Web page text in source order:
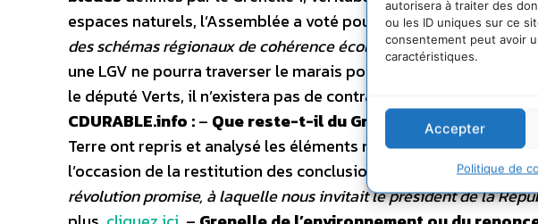
autorisera à traiter des
ou les ID uniques sur ce
consentement peut avoir
caractéristiques.
Accepter
Politique de
espaces naturels, l’Assemblée a voté pour que« les
des schémas régionaux de cohérence écologique ». En clair, a
une LGV ne pourra traverser le marais poitevin ou tout autre
le député Verts, il n’existera pas de contrainte analogue au
CDURABLE.info :– Que reste-t-il du Grenelle de
Terre ont repris et analysé les éléments marquants du discours
l’occasion de la restitution des conclusions du « Grenelle ».
révolution promise, à laquelle nous invitait le président de la